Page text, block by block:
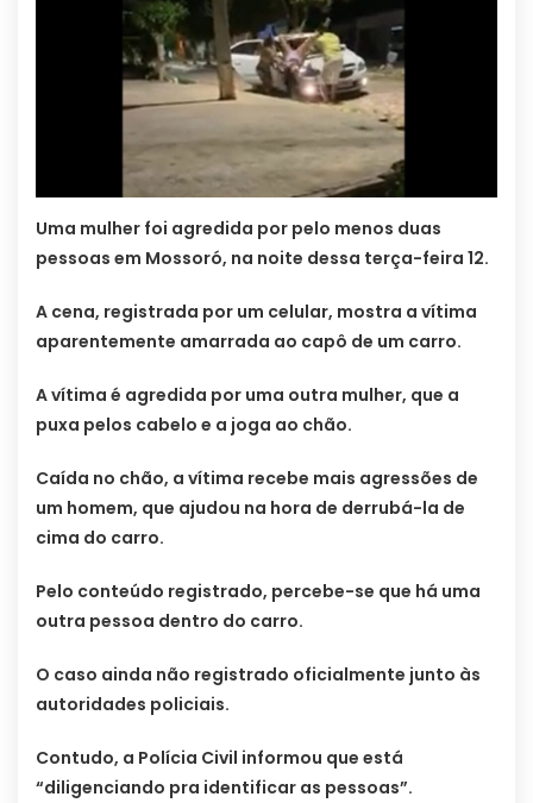
Uma mulher foi agredida por pelo menos duas
pessoas em Mossoró, na noite dessa terça-feira 12.
A cena, registrada por um celular, mostra a vítima
aparentemente amarrada ao capô de um carro.
A vítima é agredida por uma outra mulher, que a
puxa pelos cabelo e a joga ao chão.
Caída no chão, a vítima recebe mais agressões de
um homem, que ajudou na hora de derrubá-la de
cima do carro.
Pelo conteúdo registrado, percebe-se que há uma
outra pessoa dentro do carro.
O caso ainda não registrado oficialmente junto às
autoridades policiais.
Contudo, a Polícia Civil informou que está
“diligenciando pra identificar as pessoas”.